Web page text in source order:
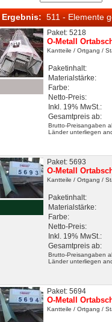
Ergebnis: 511 - Elemente
Paket: 5218
O-Metall
Kantteile / Ortgang /
Paketinhalt:
Materialstärke:
Farbe:
Netto-Preis:
Inkl. 19% MwSt.:
Gesamtpreis ab:
Brutto-Preisangaben
Länder unterliegen
Paket: 5693
O-Metall
Kantteile / Ortgang /
Paketinhalt:
Materialstärke:
Farbe:
Netto-Preis:
Inkl. 19% MwSt.:
Gesamtpreis ab:
Brutto-Preisangaben
Länder unterliegen
Paket: 5694
O-Metall
Kantteile / Ortgang /